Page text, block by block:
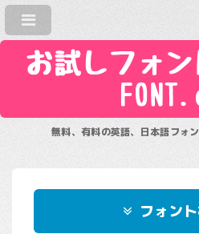
お試しフォ
無料、有料の英語、日本語フォ
フォン